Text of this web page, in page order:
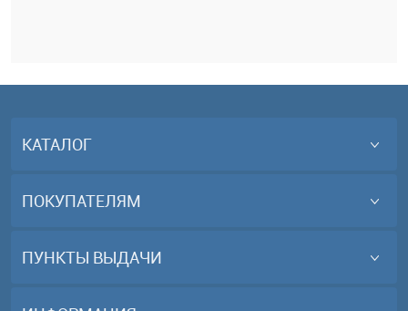
КАТАЛОГ
ПОКУПАТЕЛЯМ
ПУНКТЫ ВЫДАЧИ